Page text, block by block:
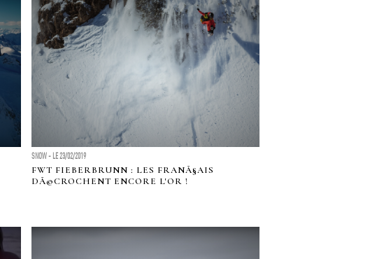
SNOW - LE 23/02/2019
FWT FIEBERBRUNN : LES FRANÃ§AIS
DÃ©CROCHENT ENCORE L'OR !